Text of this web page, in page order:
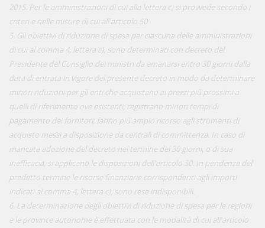
2015. Per le amministrazioni di cui alla lettera c) si provvede secondo i
criteri e nelle misure di cui all'articolo 50
5. Gli obiettivi di riduzione di spesa per ciascuna delle amministrazioni
di cui al comma 4, lettera c), sono determinati con decreto del
Presidente del Consiglio dei ministri da emanarsi entro 30 giorni dalla
data di entrata in vigore del presente decreto in modo da determinare
minori riduzioni per gli enti che acquistano ai prezzi più prossimi a
quelli di riferimento ove esistenti; registrano minori tempi di
pagamento dei fornitori; fanno più ampio ricorso agli strumenti di
acquisto messi a disposizione da centrali di committenza. In caso di
mancata adozione del decreto nel termine dei 30 giorni, o di sua
inefficacia, si applicano le disposizioni dell'articolo 50. In pendenza del
predetto termine le risorse finanziarie corrispondenti agli importi
indicati al comma 4, lettera c), sono rese indisponibili.
6. La determinazione degli obiettivi di riduzione di spesa per le regioni
e le province autonome è effettuata con le modalità di cui all'articolo